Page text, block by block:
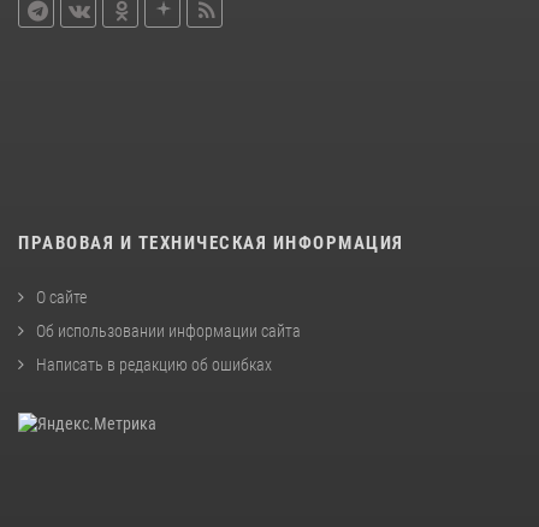
ПРАВОВАЯ И ТЕХНИЧЕСКАЯ ИНФОРМАЦИЯ
О сайте
Об использовании информации сайта
Написать в редакцию об ошибках